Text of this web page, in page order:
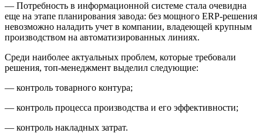
— Потребность в информационной системе стала очевидна
еще на этапе планирования завода: без мощного ERP-решения
невозможно наладить учет в компании, владеющей крупным
производством на автоматизированных линиях.
Среди наиболее актуальных проблем, которые требовали
решения, топ-менеджмент выделил следующие:
— контроль товарного контура;
— контроль процесса производства и его эффективности;
— контроль накладных затрат.